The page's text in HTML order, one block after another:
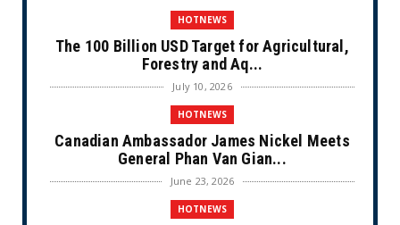
HOTNEWS
The 100 Billion USD Target for Agricultural,
Forestry and Aq...
July 10, 2026
HOTNEWS
Canadian Ambassador James Nickel Meets
General Phan Van Gian...
June 23, 2026
HOTNEWS